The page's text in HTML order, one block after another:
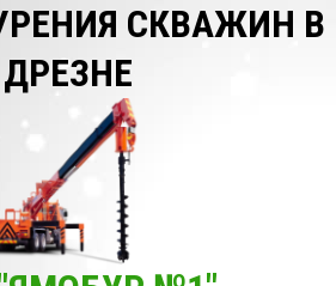
СКВАЖИН В
ДРЕЗНЕ